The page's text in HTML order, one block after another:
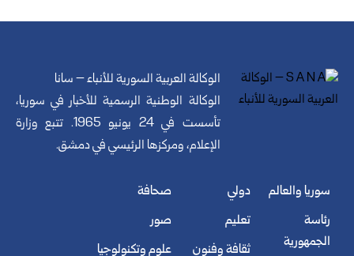
الوكالة العربية السورية للأنباء – سانا
الوكالة الوطنية الرسمية للأخبار في سوريا،
تأسست في 24 يونيو 1965. تتبع وزارة
الإعلام، ومركزها الرئيسي في دمشق.
سوريا والعالم
رئاسة
الجمهورية
دولي
تعليم
ثقافة وفنون
صحافة
صور
علوم وتكنولوجيا